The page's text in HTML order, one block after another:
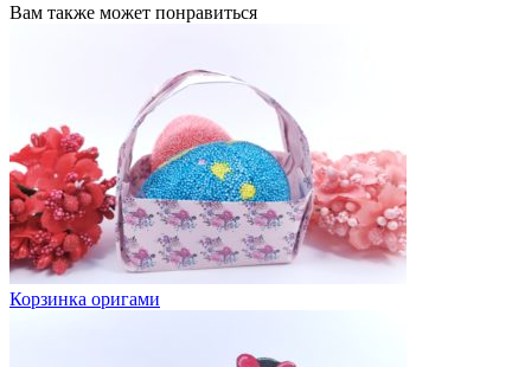
Вам также может понравиться
Корзинка оригами